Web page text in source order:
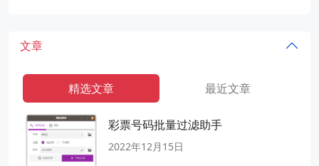
文章
精选文章 最近文章
彩票号码批量过滤助手
2022年12月15日